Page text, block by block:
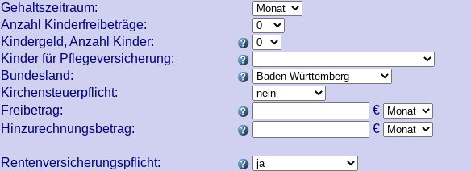
Gehaltszeitraum:
Anzahl Kinderfreibeträge:
Kindergeld, Anzahl Kinder:
Kinder für Pflegeversicherung:
Bundesland:
Kirchensteuerpflicht:
Freibetrag:
€
Hinzurechnungsbetrag:
€
Rentenversicherungspflicht: